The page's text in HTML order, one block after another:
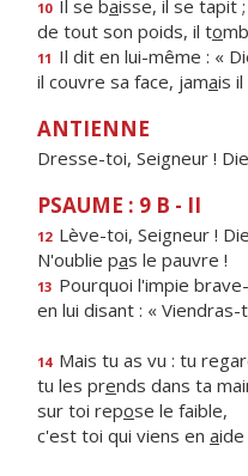
10 Il se baisse, il se tapit ;
de tout son poids, il to
11 Il dit en lui-même : «
il couvre sa face, jamais
ANTIENNE
Dresse-toi, Seigneur !
PSAUME : 9 B - II
12 Lève-toi, Seigneur ! Die
N'oublie pas le pauvre !
13 Pourquoi l'impie
en lui disant : « Viendras-t
14 Mais tu as vu : tu
tu les prends dans ta
sur toi repose le faible,
c'est toi qui viens en aide